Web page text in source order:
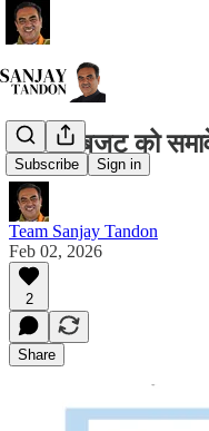
Subscribe Sign in
केंद्रीय बजट को
Team Sanjay Tandon
Feb 02, 2026
2
Share